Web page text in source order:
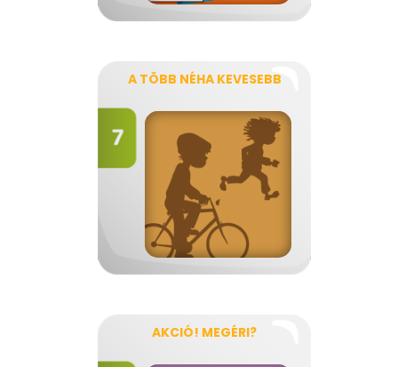
A TÖBB NÉHA KEVESEBB
AKCIÓ! MEGÉRI?